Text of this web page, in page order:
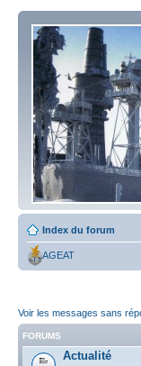
Index du forum
AGEAT
Voir les messages sans
FORUMS
Actualité